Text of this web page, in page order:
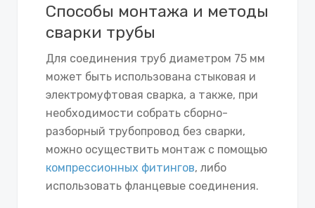
Способы монтажа и методы
сварки трубы
Для соединения труб диаметром 75 мм
может быть использована стыковая и
электромуфтовая сварка, а также, при
необходимости собрать сборно-
разборный трубопровод без сварки,
можно осуществить монтаж с помощью
компрессионных фитингов, либо
использовать фланцевые соединения.